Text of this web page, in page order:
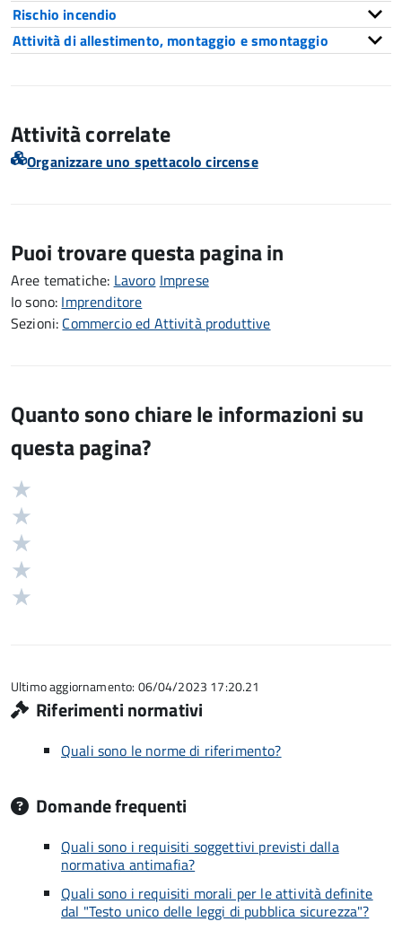
Rischio incendio
Attività di allestimento, montaggio e smontaggio
Attività correlate
Organizzare uno spettacolo circense
Puoi trovare questa pagina in
Aree tematiche: Lavoro Imprese
Io sono: Imprenditore
Sezioni: Commercio ed Attività produttive
Quanto sono chiare le informazioni su
questa pagina?
Valutazione
5
Ultimo aggiornamento: 06/04/2023 17:20.21
Riferimenti normativi
Quali sono le norme di riferimento?
Domande frequenti
Quali sono i requisiti soggettivi previsti dalla
normativa antimafia?
Quali sono i requisiti morali per le attività definite
dal "Testo unico delle leggi di pubblica sicurezza"?